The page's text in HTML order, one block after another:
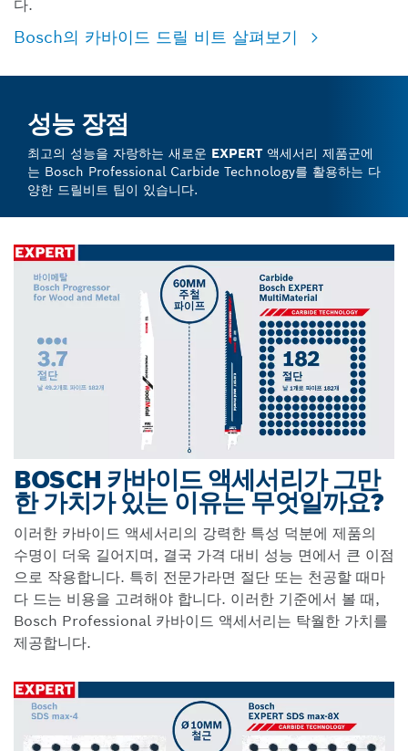
다.
Bosch의 카바이드 드릴 비트 살펴보기
성능 장점
최고의 성능을 자랑하는 새로운 EXPERT액세서리 제품군에
는 Bosch Professional Carbide Technology를 활용하는 다
양한 드릴비트 팁이 있습니다.
BOSCH 카바이드 액세서리가 그만
한 가치가 있는 이유는 무엇일까요?
이러한 카바이드 액세서리의 강력한 특성 덕분에 제품의
수명이 더욱 길어지며, 결국 가격 대비 성능 면에서 큰 이점
으로 작용합니다. 특히 전문가라면 절단 또는 천공할 때마
다 드는 비용을 고려해야 합니다. 이러한 기준에서 볼 때,
Bosch Professional 카바이드 액세서리는 탁월한 가치를
제공합니다.